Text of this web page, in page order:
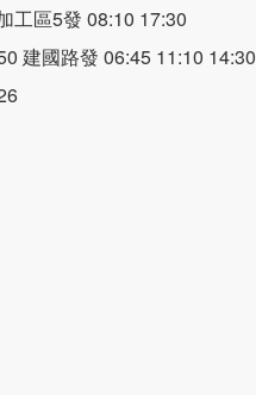
工區5發 08:10 17:30
建國路發 06:45 11:10 14:30